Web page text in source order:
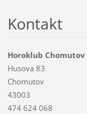
Kontakt
Horoklub Chomutov
Husova 83
Chomutov
43003
474 624 068